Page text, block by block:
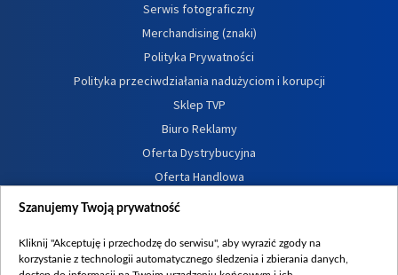
Serwis fotograficzny
Merchandising (znaki)
Polityka Prywatności
Polityka przeciwdziałania nadużyciom i korupcji
Sklep TVP
Biuro Reklamy
Oferta Dystrybucyjna
Oferta Handlowa
Dostępność
Procedura zgłoszeń wewnętrznych
Szanujemy Twoją prywatność
Kliknij "Akceptuję i przechodzę do serwisu", aby wyrazić zgody na
korzystanie z technologii automatycznego śledzenia i zbierania danych,